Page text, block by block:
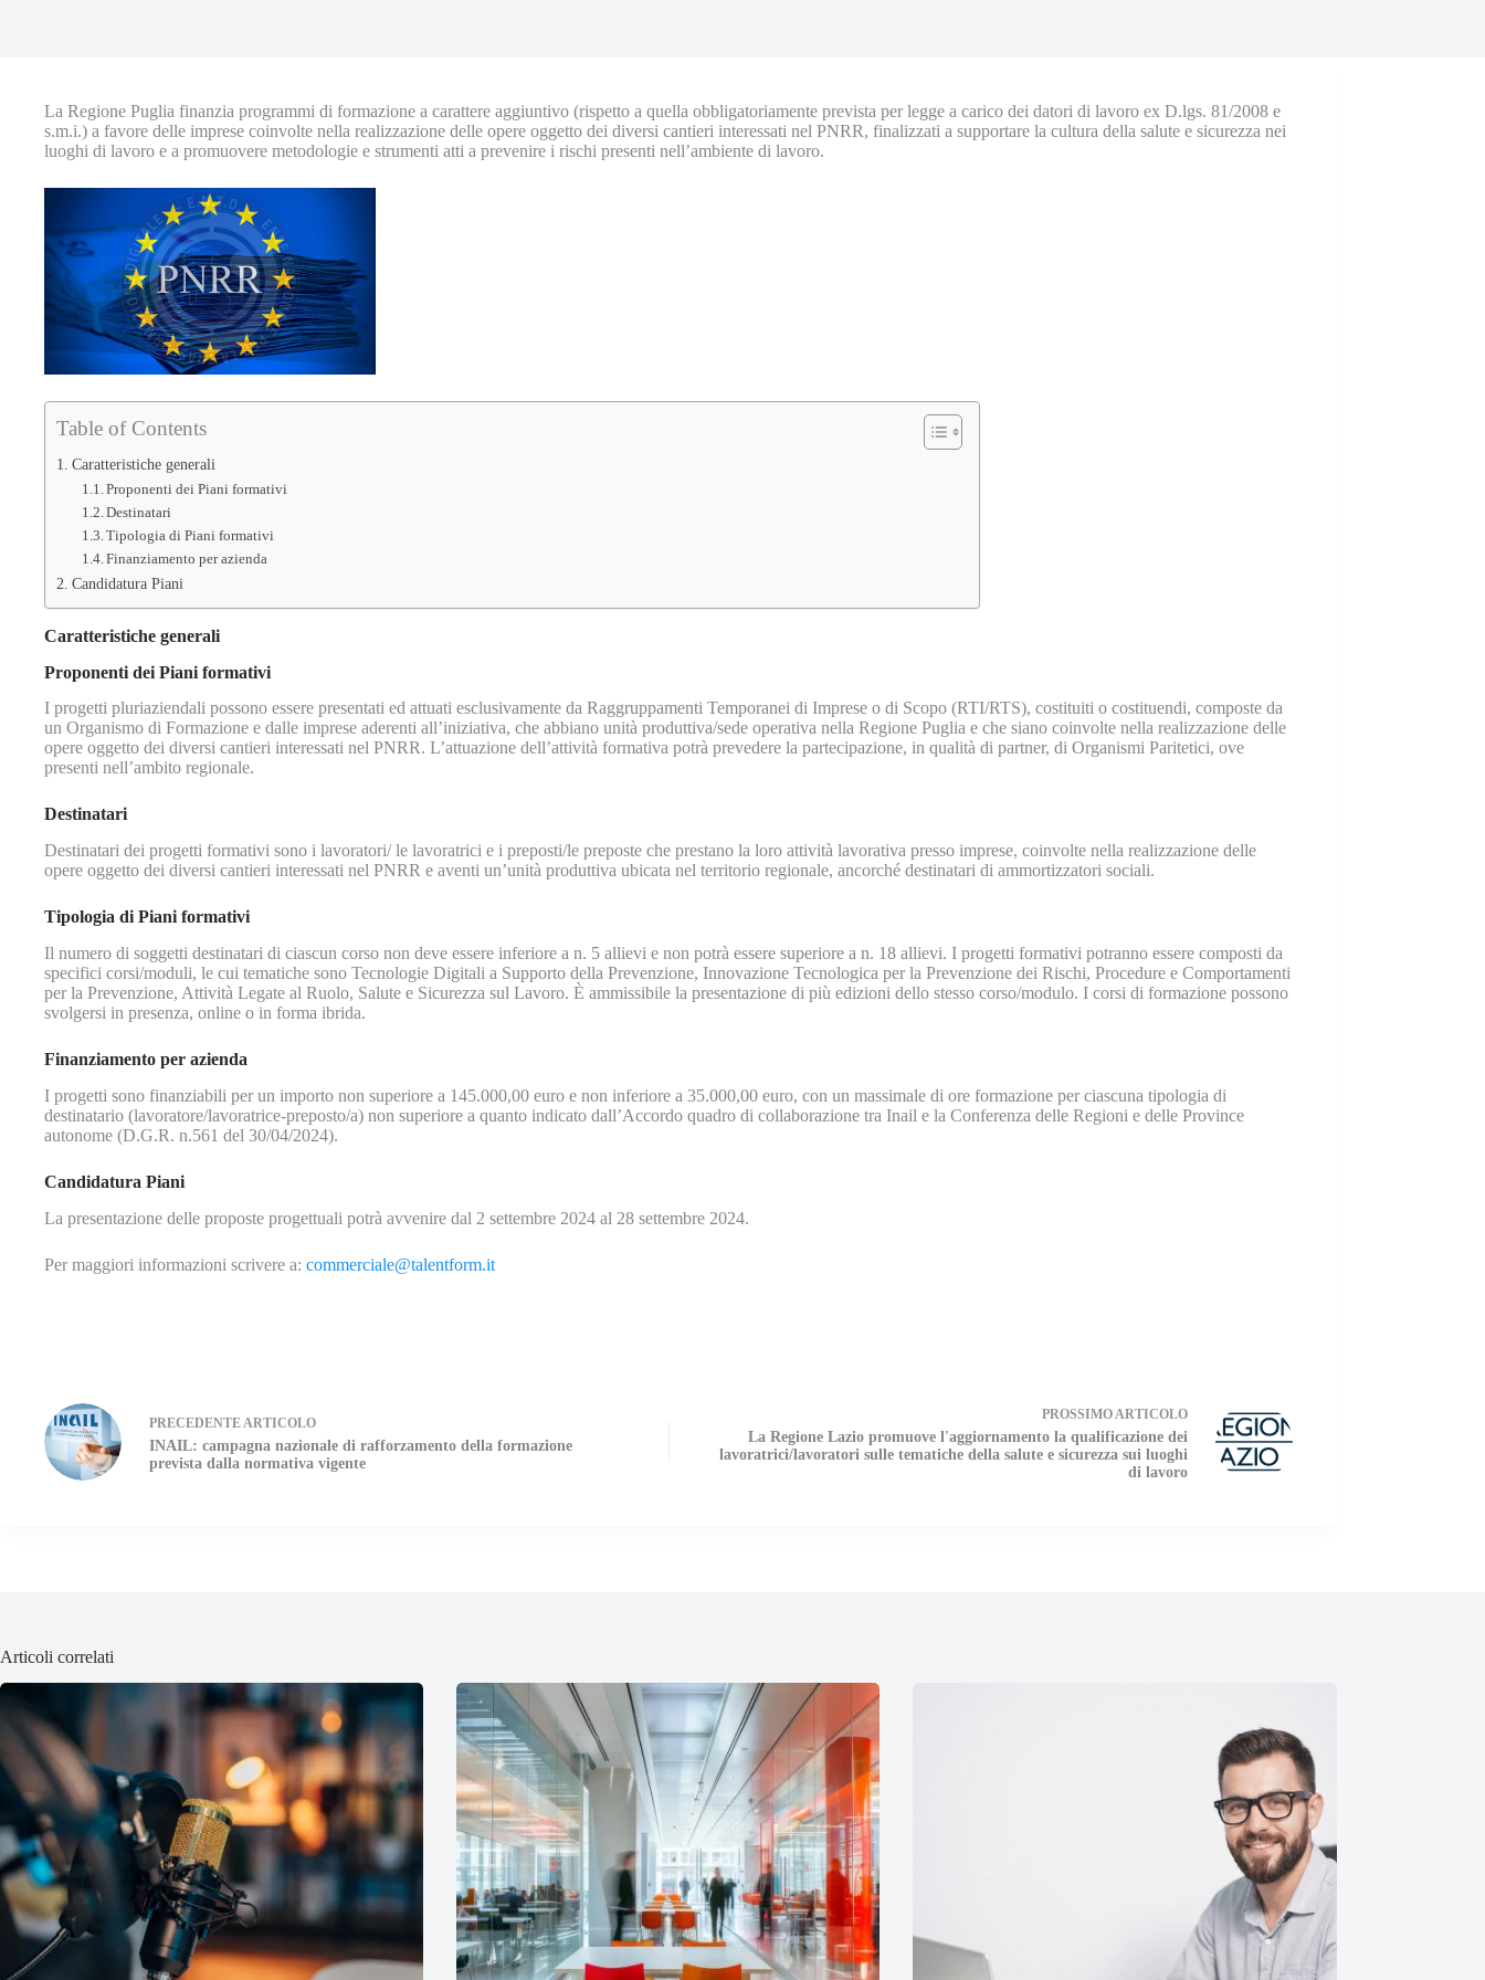
La Regione Puglia finanzia programmi di formazione a carattere aggiuntivo (rispetto a quella obbligatoriamente prevista per legge a carico dei datori di lavoro ex D.lgs. 81/2008 e
s.m.i.) a favore delle imprese coinvolte nella realizzazione delle opere oggetto dei diversi cantieri interessati nel PNRR, finalizzati a supportare la cultura della salute e sicurezza nei
luoghi di lavoro e a promuovere metodologie e strumenti atti a prevenire i rischi presenti nell’ambiente di lavoro.
Table of Contents
Caratteristiche generali
Proponenti dei Piani formativi
Destinatari
Tipologia di Piani formativi
Finanziamento per azienda
Candidatura Piani
Caratteristiche generali
Proponenti dei Piani formativi
I progetti pluriaziendali possono essere presentati ed attuati esclusivamente da Raggruppamenti Temporanei di Imprese o di Scopo (RTI/RTS), costituiti o costituendi, composte da
un Organismo di Formazione e dalle imprese aderenti all’iniziativa, che abbiano unità produttiva/sede operativa nella Regione Puglia e che siano coinvolte nella realizzazione delle
opere oggetto dei diversi cantieri interessati nel PNRR. L’attuazione dell’attività formativa potrà prevedere la partecipazione, in qualità di partner, di Organismi Paritetici, ove
presenti nell’ambito regionale.
Destinatari
Destinatari dei progetti formativi sono i lavoratori/ le lavoratrici e i preposti/le preposte che prestano la loro attività lavorativa presso imprese, coinvolte nella realizzazione delle
opere oggetto dei diversi cantieri interessati nel PNRR e aventi un’unità produttiva ubicata nel territorio regionale, ancorché destinatari di ammortizzatori sociali.
Tipologia di Piani formativi
Il numero di soggetti destinatari di ciascun corso non deve essere inferiore a n. 5 allievi e non potrà essere superiore a n. 18 allievi. I progetti formativi potranno essere composti da
specifici corsi/moduli, le cui tematiche sono Tecnologie Digitali a Supporto della Prevenzione, Innovazione Tecnologica per la Prevenzione dei Rischi, Procedure e Comportamenti
per la Prevenzione, Attività Legate al Ruolo, Salute e Sicurezza sul Lavoro. È ammissibile la presentazione di più edizioni dello stesso corso/modulo. I corsi di formazione possono
svolgersi in presenza, online o in forma ibrida.
Finanziamento per azienda
I progetti sono finanziabili per un importo non superiore a 145.000,00 euro e non inferiore a 35.000,00 euro, con un massimale di ore formazione per ciascuna tipologia di
destinatario (lavoratore/lavoratrice-preposto/a) non superiore a quanto indicato dall’Accordo quadro di collaborazione tra Inail e la Conferenza delle Regioni e delle Province
autonome (D.G.R. n.561 del 30/04/2024).
Candidatura Piani
La presentazione delle proposte progettuali potrà avvenire dal 2 settembre 2024 al 28 settembre 2024.
Per maggiori informazioni scrivere a: commerciale@talentform.it
PRECEDENTE ARTICOLO
INAIL: campagna nazionale di rafforzamento della formazione
prevista dalla normativa vigente
PROSSIMO ARTICOLO
La Regione Lazio promuove l'aggiornamento la qualificazione dei
lavoratrici/lavoratori sulle tematiche della salute e sicurezza sui luoghi
di lavoro
Articoli correlati